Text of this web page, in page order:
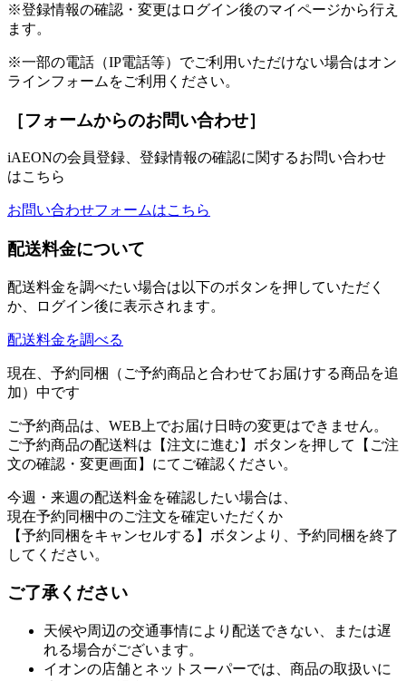
※登録情報の確認・変更はログイン後のマイページから行え
ます。
※一部の電話（IP電話等）でご利用いただけない場合はオン
ラインフォームをご利用ください。
［フォームからのお問い合わせ］
iAEONの会員登録、登録情報の確認に関するお問い合わせ
はこちら
お問い合わせフォームはこちら
配送料金について
配送料金を調べたい場合は以下のボタンを押していただく
か、ログイン後に表示されます。
配送料金を調べる
現在、予約同梱（ご予約商品と合わせてお届けする商品を追
加）中です
ご予約商品は、WEB上でお届け日時の変更はできません。
ご予約商品の配送料は【注文に進む】ボタンを押して【ご注
文の確認・変更画面】にてご確認ください。
今週・来週の配送料金を確認したい場合は、
現在予約同梱中のご注文を確定いただくか
【予約同梱をキャンセルする】ボタンより、予約同梱を終了
してください。
ご了承ください
天候や周辺の交通事情により配送できない、または遅
れる場合がございます。
イオンの店舗とネットスーパーでは、商品の取扱いに